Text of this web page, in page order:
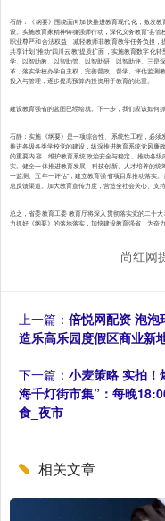
石静：《纲要》围绕面向加快推进教育现代化，激发
设。实施教育家精神铸魂强师行动，深化义务教育“县
职业尊严和合法权益，减轻教师非教育教学任务负担
共享计划”推动“四川云教”提质扩面，实施教育数字化
学、以智助教、以智助管、以智助研、以智助评。三是
革，落实学校办学自主权，完善督政、督学、评估监测
投入与管理，逐步提高预算内投资用于教育的比重。
建设教育强省的蓝图已经绘就。下一步，我们应该如何
石静：实施《纲要》是一项综合性、系统性工程，必
推进各级各类学校党的建设，纵深推进教育系统党风廉
的重要内容，维护教育系统政治安全与稳定。推动各
实。健全一体推进教育发展、科技创新、人才培养的
一监测、五年一评估”，建立教育强省项目库推动落实
息反馈渠道。加大教育宣传力度，营造全社会关心、支
总之，省委教育工委 教育厅将深入贯彻落实党的二十
力抓好《纲要》的落地落实，加快建设教育强省，为奋
尚红网
上一篇： 倍悦网配资 泡泡
造乐高乐园度假区商业新
下一篇： 小麦策略 实拍
海千灯街市集”：每晚
食_夜市
相关文章